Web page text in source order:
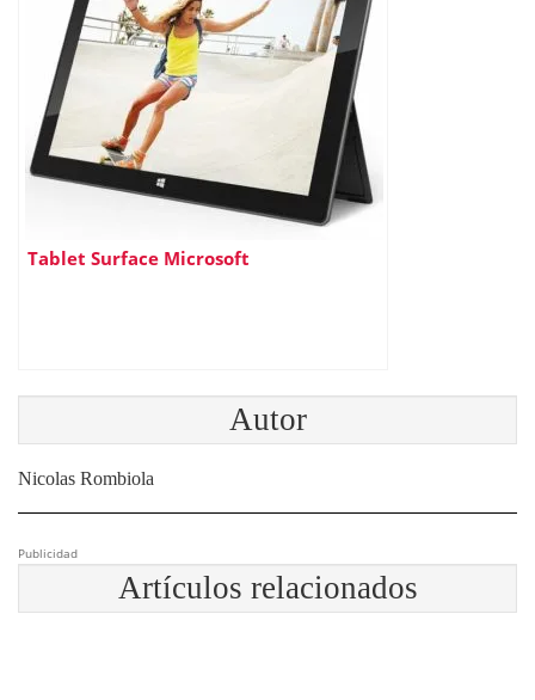
Tablet Surface Microsoft
Autor
Nicolas Rombiola
Publicidad
Artículos relacionados